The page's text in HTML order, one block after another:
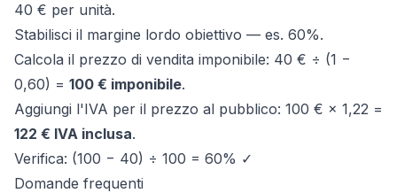
40 € per unità.
Stabilisci il margine lordo obiettivo — es. 60%.
Calcola il prezzo di vendita imponibile: 40 € ÷ (1 −
0,60) = 100 € imponibile.
Aggiungi l'IVA per il prezzo al pubblico: 100 € × 1,22 =
122 € IVA inclusa.
Verifica: (100 − 40) ÷ 100 = 60% ✓
Domande frequenti